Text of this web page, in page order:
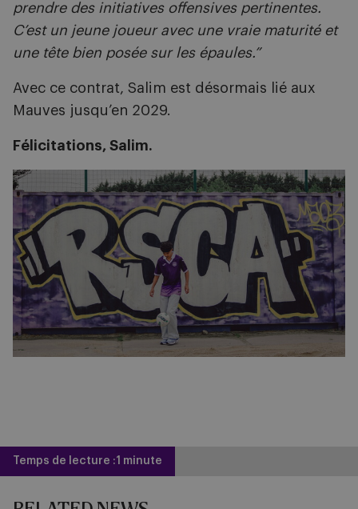
prendre des initiatives offensives pertinentes.
C’est un jeune joueur avec une vraie maturité et
une tête bien posée sur les épaules.”
Avec ce contrat, Salim est désormais lié aux
Mauves jusqu’en 2029.
Félicitations, Salim.
Image
Temps de lecture :1 minute